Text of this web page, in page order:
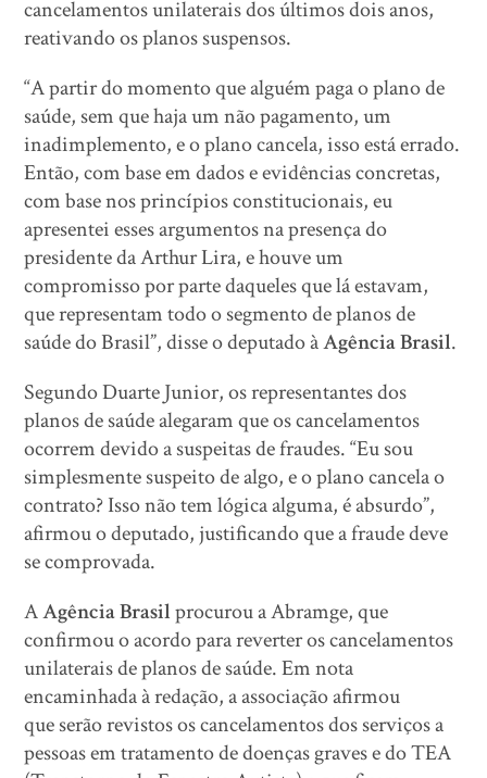
cancelamentos unilaterais dos últimos dois anos,
reativando os planos suspensos.
“A partir do momento que alguém paga o plano de
saúde, sem que haja um não pagamento, um
inadimplemento, e o plano cancela, isso está errado.
Então, com base em dados e evidências concretas,
com base nos princípios constitucionais, eu
apresentei esses argumentos na presença do
presidente da Arthur Lira, e houve um
compromisso por parte daqueles que lá estavam,
que representam todo o segmento de planos de
saúde do Brasil”, disse o deputado àAgência Brasil.
Segundo Duarte Junior, os representantes dos
planos de saúde alegaram que os cancelamentos
ocorrem devido a suspeitas de fraudes. “Eu sou
simplesmente suspeito de algo, e o plano cancela o
contrato? Isso não tem lógica alguma, é absurdo”,
afirmou o deputado, justificando que a fraude deve
se comprovada.
AAgência Brasilprocurou a Abramge, que
confirmou o acordo para reverter os cancelamentos
unilaterais de planos de saúde. Em nota
encaminhada à redação, a associação afirmou
que serão revistos os cancelamentos dos serviços a
pessoas em tratamento de doenças graves e do TEA